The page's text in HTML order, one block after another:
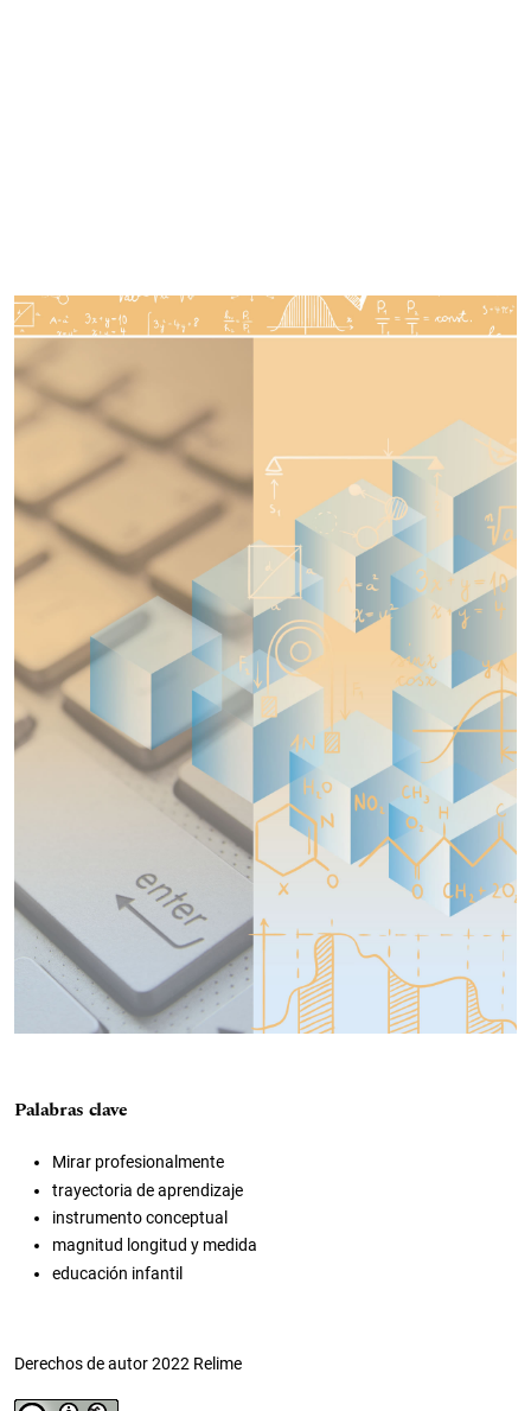
Imagen de portada
Palabras clave
Mirar profesionalmente
trayectoria de aprendizaje
instrumento conceptual
magnitud longitud y medida
educación infantil
Derechos de autor 2022 Relime